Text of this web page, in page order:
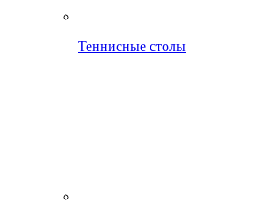
Теннисные столы